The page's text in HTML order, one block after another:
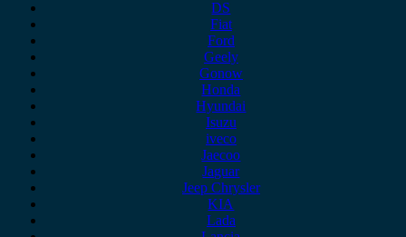
DS
Fiat
Ford
Geely
Gonow
Honda
Hyundai
Isuzu
iveco
Jaecoo
Jaguar
Jeep Chrysler
KIA
Lada